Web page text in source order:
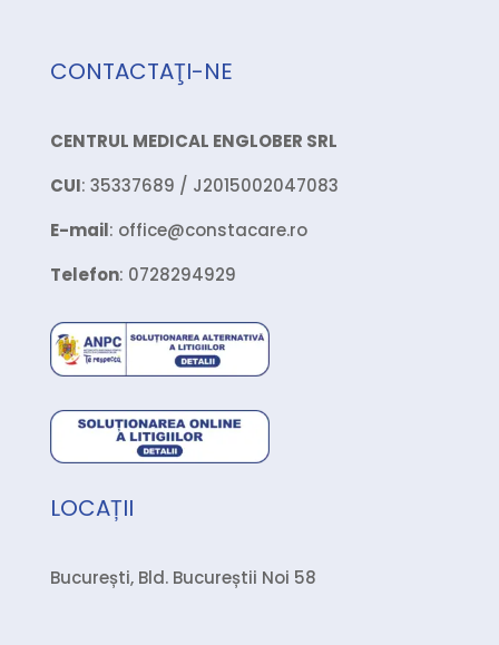
CONTACTAŢI-NE
CENTRUL MEDICAL ENGLOBER SRL
CUI: 35337689 / J2015002047083
E-mail: office@constacare.ro
Telefon: 0728294929
LOCAȚII
București, Bld. Bucureștii Noi 58